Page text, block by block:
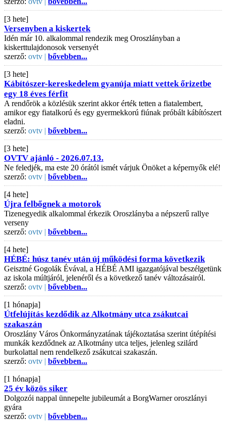
[3 hete]
Versenyben a kiskertek
Idén már 10. alkalommal rendezik meg Oroszlányban a
kiskerttulajdonosok versenyét
szerző: ovtv | bővebben...
[3 hete]
Kábítószer-kereskedelem gyanúja miatt vettek őrizetbe
egy 18 éves férfit
A rendőrök a közlésük szerint akkor érték tetten a fiatalembert,
amikor egy fiatalkorú és egy gyermekkorú fiúnak próbált kábítószert
eladni.
szerző: ovtv | bővebben...
[3 hete]
OVTV ajánló - 2026.07.13.
Ne feledjék, ma este 20 órától ismét várjuk Önöket a képernyők elé!
szerző: ovtv | bővebben...
[4 hete]
Újra felbőgnek a motorok
Tizenegyedik alkalommal érkezik Oroszlányba a népszerű rallye
verseny
szerző: ovtv | bővebben...
[4 hete]
HÉBÉ: húsz tanév után új működési forma következik
Geisztné Gogolák Évával, a HÉBÉ AMI igazgatójával beszélgetünk
az iskola múltjáról, jelenéről és a következő tanév változásairól.
szerző: ovtv | bővebben...
[1 hónapja]
Útfelújítás kezdődik az Alkotmány utca zsákutcai
szakaszán
Oroszlány Város Önkormányzatának tájékoztatása szerint útépítési
munkák kezdődnek az Alkotmány utca teljes, jelenleg szilárd
burkolattal nem rendelkező zsákutcai szakaszán.
szerző: ovtv | bővebben...
[1 hónapja]
25 év közös siker
Dolgozói nappal ünnepelte jubileumát a BorgWarner oroszlányi
gyára
szerző: ovtv | bővebben...